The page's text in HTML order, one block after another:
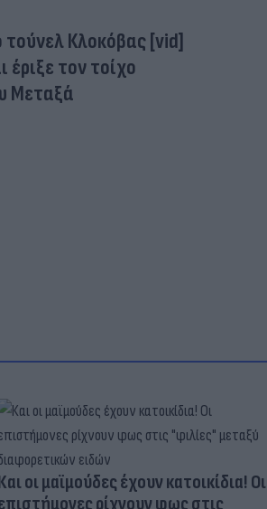
τούνελ Κλοκόβας [vid]
τον τοίχο
Μεταξά
οι μαϊμούδες έχουν κατοικίδια! Οι
ρίχνουν φως στις